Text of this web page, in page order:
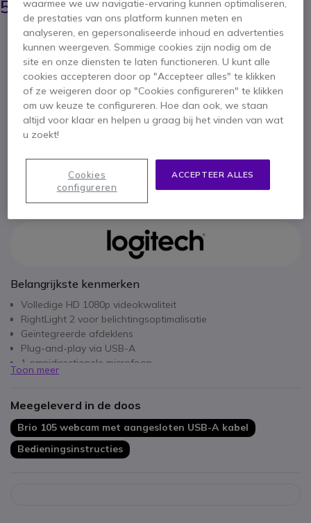
59,95 € ex. BTW- 72,54 €
Aantal
IN WINKELWAGEN
OFFERTE BINNEN 4 UUR
Niet op voorraad
44 producten in platformvoorraad
3 jaarFabrieksgarantie
Belangrijkste kenmerken
Volledige HD 1080p videokwaliteit
RightLight 2 voor belichtingsoptimalisatie
Geïntegreerde afdeklens
Plug-and-play via USB-A
1 omnidirectionele microfoon
Gecertificeerd voor Google Meet en Chromebook
Toon meer
Meegeleverd in de doos
Brio 105 webcam met aangesloten USB-A kabel
Bedieningsinstructies
waarmee we uw navigatie-ervaring kunnen optimaliseren,
de prestaties van ons platform kunnen meten en
analyseren, en gepersonaliseerde inhoud en advertenties
kunnen weergeven. Sommige cookies zijn nodig om de
site en onze diensten te laten functioneren. U kunt alle
cookies accepteren door op "Accepteer alles" te klikken
of ze weigeren door op "Cookies configureren" te klikken
om uw keuze te configureren. Hoe dan ook, we staan
altijd voor klaar en helpen u graag bij het vinden van wat
u zoekt!
ACCEPTEER ALLES
Cookies
configureren